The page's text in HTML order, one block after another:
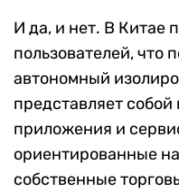
И да, и нет. В Китае
пользователей, что
автономный
представляет
приложения и
ориентированные
собственные